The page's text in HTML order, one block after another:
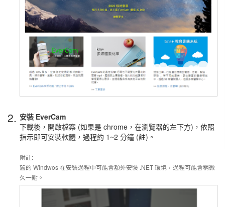
2. 安裝 EverCam
下載後，開啟檔案 (如果是 chrome，在瀏覽器的左下方)，依照
指示即可安裝軟體，過程約 1~2 分鐘 (註)。
附註:
舊的 Windwos 在安裝過程中可能會額外安裝 .NET 環境，過程可能會稍微
久一點。